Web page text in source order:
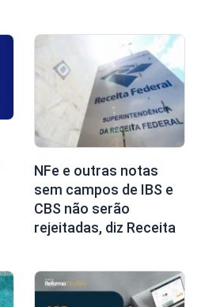
NFe e outras notas
sem campos de IBS e
CBS não serão
rejeitadas, diz Receita